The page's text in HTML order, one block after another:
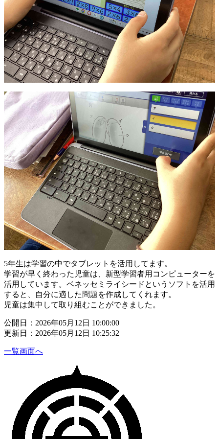
5年生は学習の中でタブレットを活用してます。
学習が早く終わった児童は、新型学習者用コンピューターを
活用しています。ベネッセミライシードというソフトを活用
すると、自分に適した問題を作成してくれます。
児童は集中して取り組むことができました。
公開日：2026年05月12日 10:00:00
更新日：2026年05月12日 10:25:32
一覧画面へ